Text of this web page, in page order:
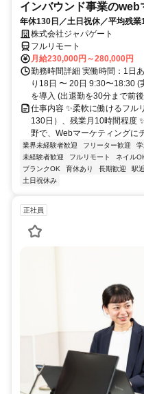
インバウンド事業のweb
年休130日／土日祝休／平均残
株式会社ジャパゲート
フルリモート
月給230,000円～280,000円
勤務時間詳細 実働時間：1日
り18日 〜 20日 9:30〜18:30
を導入 (出退勤を30分まで前
仕事内容 ✨柔軟に働けるフル
130日）、残業月10時間程度
野で、Webマーケティングに
業界未経験者歓迎 フリーター歓迎
未経験者歓迎
フルリモート ネイル
ブランクOK
育休あり 長期歓迎 駅
土日祝休み
正社員